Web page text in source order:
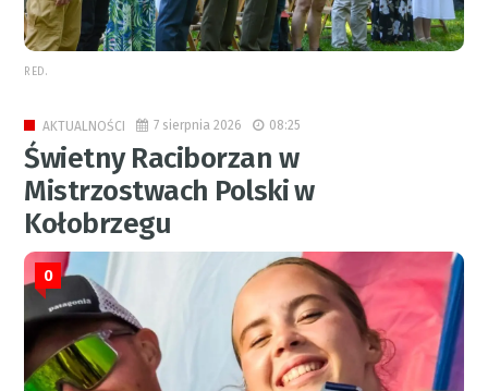
RED.
AKTUALNOŚCI 7 sierpnia 2026 08:25
Świetny Raciborzan w
Mistrzostwach Polski w
Kołobrzegu
0